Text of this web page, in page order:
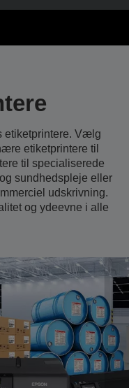
etiketprintere. Vælg
etiketprintere til
til specialiserede
sundhedspleje eller
udskrivning.
og ydeevne i alle